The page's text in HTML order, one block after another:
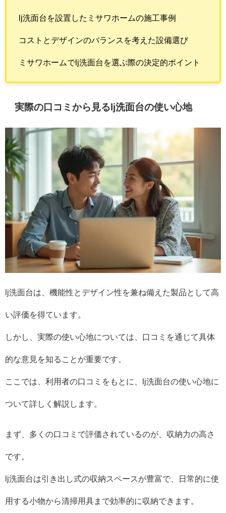
lj洗面台を設置したミサワホームの施工事例
コストとデザインのバランスを考えた設備選び
ミサワホームでlj洗面台を選ぶ際の決定的ポイント
実際の口コミから見るlj洗面台の使い心地
lj洗面台は、機能性とデザイン性を兼ね備えた製品として高
い評価を得ています。
しかし、実際の使い心地については、口コミを通じて具体
的な意見を知ることが重要です。
ここでは、利用者の口コミをもとに、lj洗面台の使い心地に
ついて詳しく解説します。
まず、多くの口コミで評価されているのが、収納力の高さ
です。
lj洗面台は引き出し式の収納スペースが豊富で、日常的に使
用する小物から清掃用具まで効率的に収納できます。